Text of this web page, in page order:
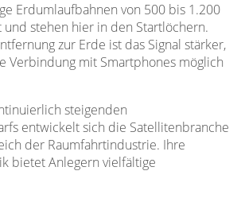
Erdumlaufbahnen von 500 bis 1.200
stehen hier in den Startlöchern.
zur Erde ist das Signal stärker,
Verbindung mit Smartphones möglich
steigenden
entwickelt sich die Satellitenbranche
der Raumfahrtindustrie. Ihre
bietet Anlegern vielfältige